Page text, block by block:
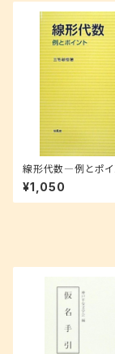
線形代数―例とポイ
¥1,050